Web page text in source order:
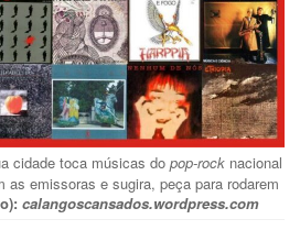
cidade toca músicas do pop-rocknacional
emissoras e sugira, peça para rodarem
calangoscansados.wordpress.com